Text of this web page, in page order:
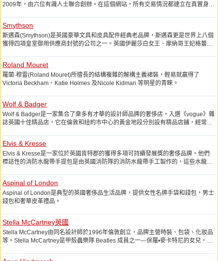
2009年，由六位有識人士聯合創辦。在這個網站，所有交易情況都建立在真實身份
時，該網站也是較好的選擇。
Smythson
斯邁森(Smythson)是英國豪華文具和皮具配件經典老品牌，斯邁森更是世界上八個
獲得四項皇室御用供應商封號的公司之一。英國伊麗莎白女王、摩納哥王妃格蕾絲·
Roland Mouret
羅蘭·穆雷(Roland Mouret)所擅長的結構複雜的解構主義裙裝，輕易就羸得了
Victoria Beckham、Katie Holmes 及Nicole Kidman 等明星的青睞。
Wolf & Badger
Wolf & Badger是一家集合了衆多有才華的設計師品牌的奢侈店，入選《vogue》雜
誌英國十佳精品店，它在倫敦和紐約市中心的黃金地段分別設有精品店鋪，經常舉
Elvis & Kresse
Elvis & Kresse是一家位於英國肯特郡的獲得多項可持續發展獎的奢侈品牌。他們
標誌性的消防水龍帶手提包是由英國消防隊的消防水龍帶手工製作的，這些水龍帶
Aspinal of London
Aspinal of London是典型的英國奢侈品生活品牌，提供女性名牌手袋和錢包，男士
錢包和奢華皮革禮品。
Stella McCartney英國
Stella McCartney由同名設計師於1996年倫敦創立，品牌主營時裝、包袋、化妝品
等。Stella McCartney是甲殼蟲樂隊 Beatles 成員之一—保羅•麥卡特尼的女兒，自